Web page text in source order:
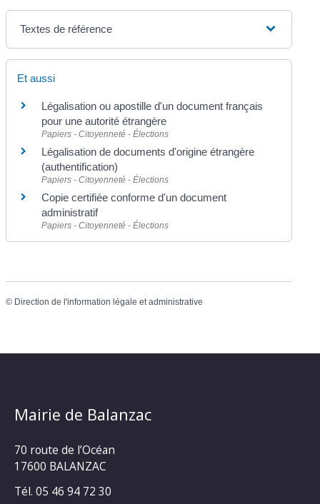
Textes de référence
Et aussi
Légalisation ou apostille d'un document français
pour une autorité étrangère
Papiers - Citoyenneté - Élections
Légalisation de documents d'origine étrangère
(authentification)
Papiers - Citoyenneté - Élections
Copie certifiée conforme d'un document
administratif
Papiers - Citoyenneté - Élections
© Direction de l'information légale et administrative
Mairie de Balanzac
70 route de l’Océan
17600 BALANZAC
Tél. 05 46 94 72 30